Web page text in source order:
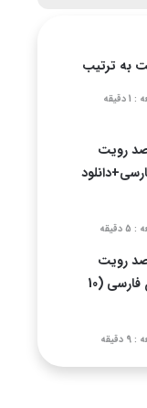
به ترتیب
رویت
رویت
استراکچر به زبان فارسی (10